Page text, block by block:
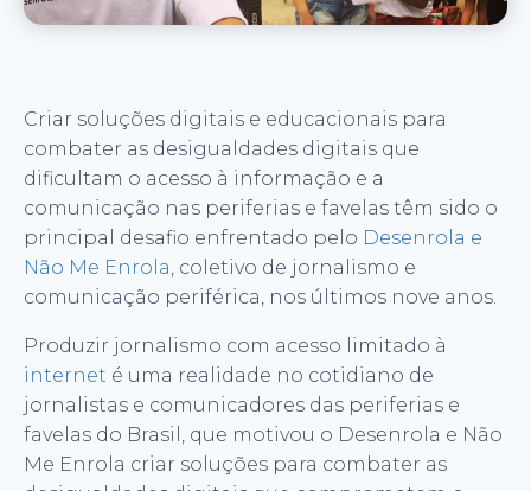
Criar soluções digitais e educacionais para
combater as desigualdades digitais que
dificultam o acesso à informação e a
comunicação nas periferias e favelas têm sido o
principal desafio enfrentado pelo Desenrola e
Não Me Enrola, coletivo de jornalismo e
comunicação periférica, nos últimos nove anos.
Produzir jornalismo com acesso limitado à
internet é uma realidade no cotidiano de
jornalistas e comunicadores das periferias e
favelas do Brasil, que motivou o Desenrola e Não
Me Enrola criar soluções para combater as